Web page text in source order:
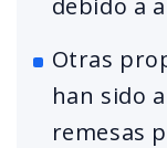
debido a
Otras
han sido
remesas